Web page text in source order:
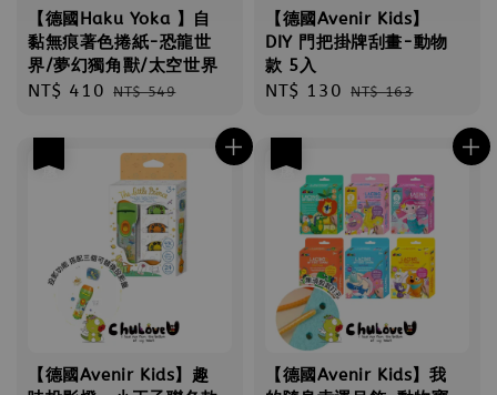
【德國Haku Yoka 】自
黏無痕著色捲紙-恐龍世
界/夢幻獨角獸/太空世界
Sale
NT$ 410 Regular
NT$ 549
【德國Avenir Kids】
DIY 門把掛牌刮畫-動物
款 5入
Sale
NT$ 130 Regular
NT$ 163
【德國Avenir Kids】趣
【德國Avenir Kids】我